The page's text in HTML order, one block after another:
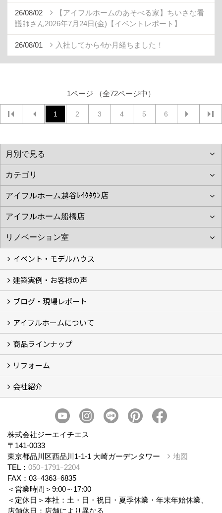
26/08/02
【アイフルホームのあそべる家】ちいさな看
護師さん2026年7月24日(金)【イベントレポート】
26/08/01 入社してから4か月経ちました！
1ページ （全72ページ中）
1 2 3 4 5 6
イベント・モデルハウス
イベント
モデルハウス見学
建築実例・お客様の声
建築実例
お客様の声
ブログ・現場レポート
ブログ
現場レポート
アイフルホームについて
アイフルホームについて (5)
商品ラインナップ
商品ラインナップ
リフォーム
まるごと断熱リフォーム
イベント情報
施工事例
会社紹介
スタッフ紹介
個人情報保護方針
株式会社ジーエイチエス
〒141-0033
東京都品川区西品川1-1-1 大崎ガーデンタワー
地図
TEL： 050ｰ1791ｰ2204
FAX：03ｰ4363ｰ6835
＜営業時間＞9:00～17:00
＜定休日＞本社：土・日・祝日・夏季休業・年末年始休業、
店舗休日：店舗により異なる